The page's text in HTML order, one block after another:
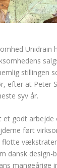
Unidrain
stillingen
efter at Peter
syv år.
et godt arbejde
ført
flotte
dansk design-
mangeårige